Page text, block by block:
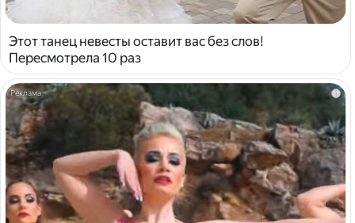
Этот танец невесты оставит вас без слов!
Пересмотрела 10 раз
i